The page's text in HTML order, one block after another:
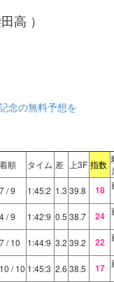
高 ）
念の無料予想を
着順 タイム 差 上3F 指数
7/ 9 1:45:2 1.3 39.8 18
4/ 9 1:42:9 0.5 38.7 24
7/ 10 1:44:9 3.2 39.2 22
10 / 10 1:45:3 2.6 38.5 17